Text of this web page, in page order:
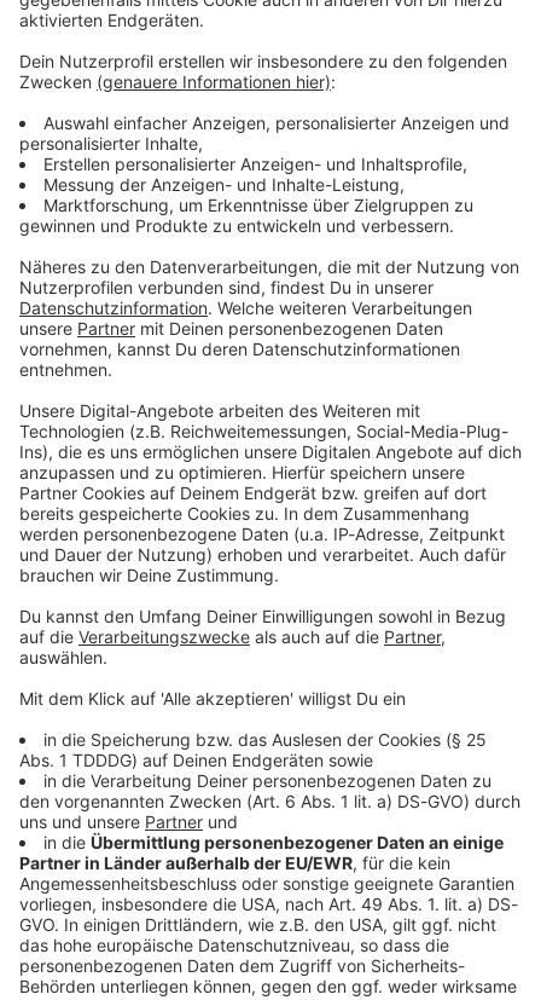
bleiben!
Verpass' nichts mehr - mit unserem kostenlosen
ANTENNE BAYERN Newsletter. Ob Nachrichten,
Lifestyle oder unsere neuesten Aktionen - wir
informieren dich.
Zum Newsletter anmelden
Studio Hotline
Kontaktformular
Sprachnachricht
DAS KÖNNTE DICH AUCH INTERESSIEREN
Bayern